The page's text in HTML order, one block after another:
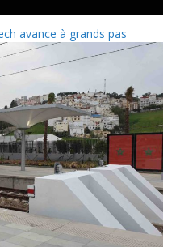
avance à grands pas